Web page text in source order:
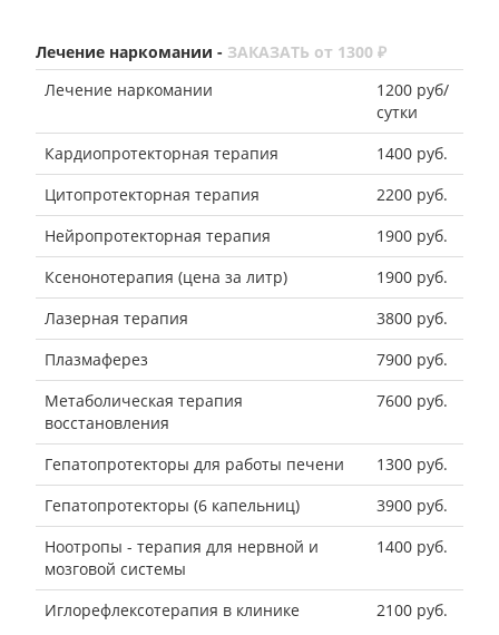
Лечение наркомании - ЗАКАЗАТЬ от 1300 ₽
Лечение наркомании
1200 руб/
сутки
Кардиопротекторная терапия
1400 руб.
Цитопротекторная терапия
2200 руб.
Нейропротекторная терапия
1900 руб.
Ксенонотерапия (цена за литр)
1900 руб.
Лазерная терапия
3800 руб.
Плазмаферез
7900 руб.
Метаболическая терапия
восстановления
7600 руб.
Гепатопротекторы для работы печени
1300 руб.
Гепатопротекторы (6 капельниц)
3900 руб.
Ноотропы - терапия для нервной и
мозговой системы
1400 руб.
Иглорефлексотерапия в клинике 2100 руб.